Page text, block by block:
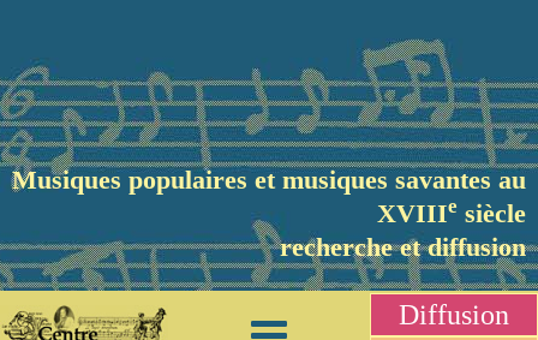
Musiques populaires et musiques savantes au
XVIIIe siècle
recherche et diffusion
Diffusion